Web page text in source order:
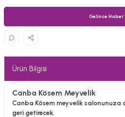
Gelince Haber
Ürün Bilgisi
Canba Kösem Meyvelik
Canba Kösem meyvelik salonunuza
geri getirecek.